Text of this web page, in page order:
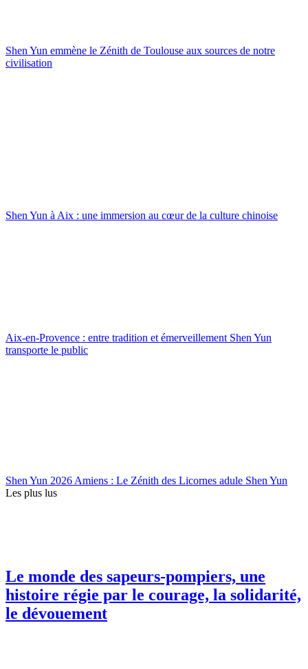
Shen Yun emmène le Zénith de Toulouse aux sources de notre
civilisation
Shen Yun à Aix : une immersion au cœur de la culture chinoise
Aix-en-Provence : entre tradition et émerveillement Shen Yun
transporte le public
Shen Yun 2026 Amiens : Le Zénith des Licornes adule Shen Yun
Les plus lus
Le monde des sapeurs-pompiers, une
histoire régie par le courage, la solidarité,
le dévouement